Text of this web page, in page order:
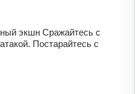
экшн Сражайтесь с
Постарайтесь с